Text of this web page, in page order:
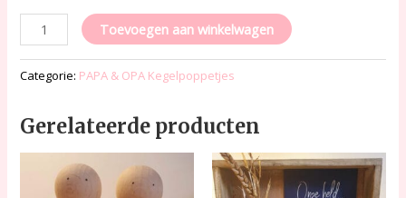
Toevoegen aan winkelwagen
Categorie: PAPA & OPA Kegelpoppetjes
Gerelateerde producten